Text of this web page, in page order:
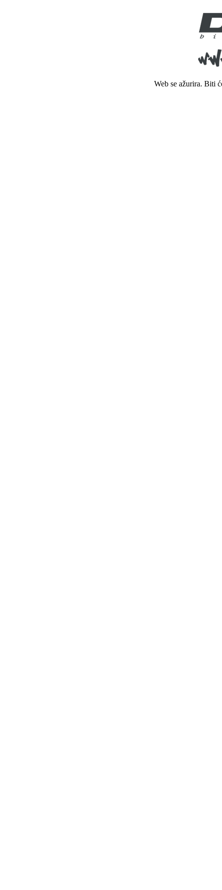
Web se ažurira. Biti